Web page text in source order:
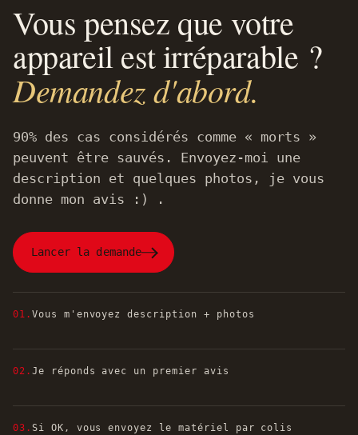
Vous pensez que votre
appareil est irréparable ?
Demandez d'abord.
90% des cas considérés comme « morts »
peuvent être sauvés. Envoyez-moi une
description et quelques photos, je vous
donne mon avis :) .
Lancer la demande
01. Vous m'envoyez description + photos
02. Je réponds avec un premier avis
03. Si OK, vous envoyez le matériel par colis